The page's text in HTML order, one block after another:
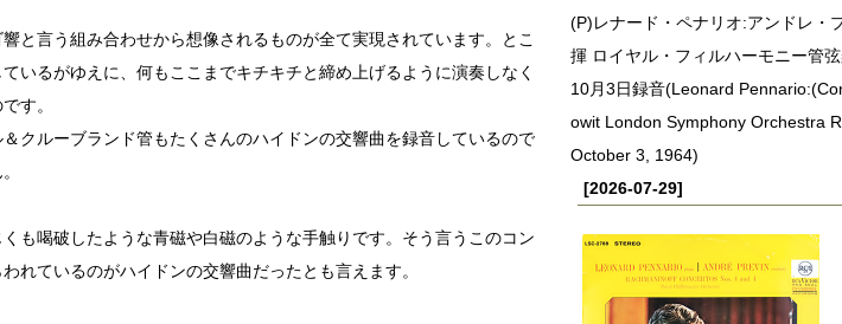
と言う組み合わせから想像されるものが全て実現されています。とこ
いるがゆえに、何もここまでキチキチと締め上げるように演奏しなく
す。
クルーブランド管もたくさんのハイドンの交響曲を録音しているので
も喝破したような青磁や白磁のような手触りです。そう言うこのコン
れているのがハイドンの交響曲だったとも言えます。
(P)レナード・ペナリオ:アンドレ・
揮 ロイヤル・フィルハーモニー管
10月3日録音(Leonard
owit London Symphony Orchestra
October 3, 1964)
[2026-07-29]